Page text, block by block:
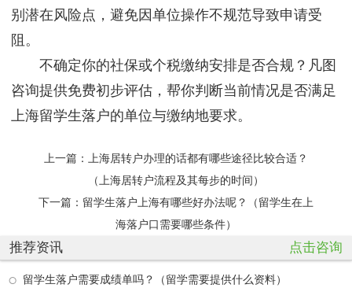
别潜在风险点，避免因单位操作不规范导致申请受
阻。
不确定你的社保或个税缴纳安排是否合规？凡图
咨询提供免费初步评估，帮你判断当前情况是否满足
上海留学生落户的单位与缴纳地要求。
上一篇：
上海居转户办理的话都有哪些途径比较合适？
（上海居转户流程及其每步的时间）
下一篇： 留学生落户上海有哪些好办法呢？（留学生在上
海落户口需要哪些条件）
推荐资讯 点击咨询
留学生落户需要成绩单吗？（留学需要提供什么资料）